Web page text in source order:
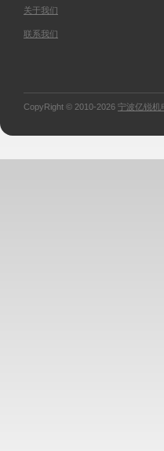
关于我们
联系我们
CopyRight © 2010-2026 宁波亿锐机